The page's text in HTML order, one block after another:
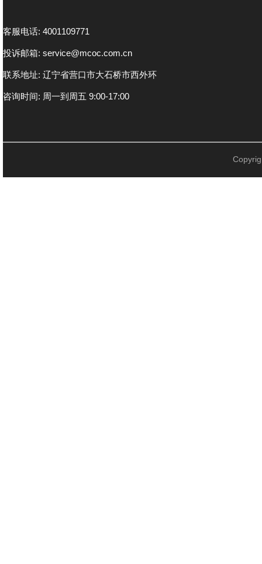
客服电话: 4001109771
投诉邮箱: service@mcoc.com.cn
联系地址: 辽宁省营口市大石桥市西外环
咨询时间: 周一到周五 9:00-17:00